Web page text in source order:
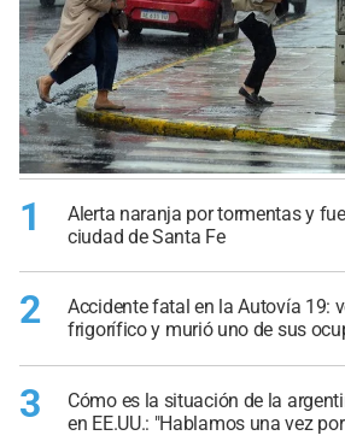
1
Alerta naranja por tormentas y
ciudad de Santa Fe
2
Accidente fatal en la Autovía 19:
frigorífico y murió uno de sus
3
Cómo es la situación de la
en EE.UU.: "Hablamos una vez